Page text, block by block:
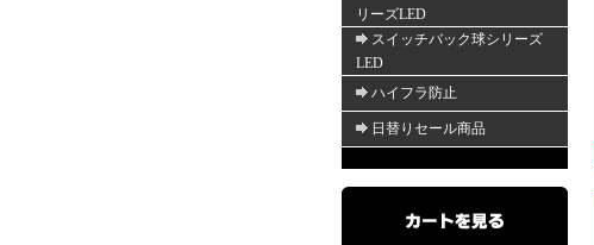
リーズLED
スイッチバック球シリーズ
LED
ハイフラ防止
日替りセール商品